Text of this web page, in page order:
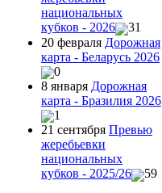
национальных
кубков - 2026
31
20 февраля Дорожная
карта - Беларусь 2026
0
8 января Дорожная
карта - Бразилия 2026
1
21 сентября Превью
жеребьевки
национальных
кубков - 2025/26
59